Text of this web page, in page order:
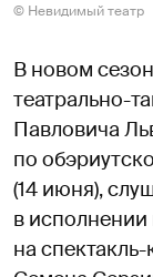
© Невидимый театр
В новом
театрально-
Павловича
по
(14 июня),
в исполнении
на